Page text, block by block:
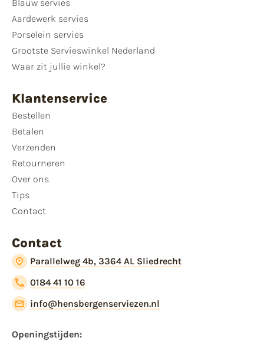
Blauw servies
Aardewerk servies
Porselein servies
Grootste Servieswinkel Nederland
Waar zit jullie winkel?
Klantenservice
Bestellen
Betalen
Verzenden
Retourneren
Over ons
Tips
Contact
Contact
Parallelweg 4b, 3364 AL Sliedrecht
0184 41 10 16
info@hensbergenserviezen.nl
Openingstijden: